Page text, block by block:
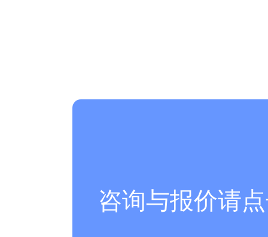
咨询与报价请